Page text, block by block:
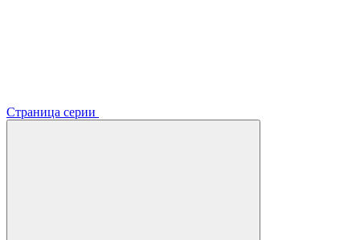
Страница серии